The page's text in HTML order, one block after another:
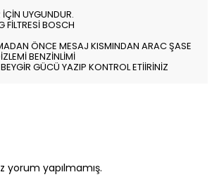
UYGUNDUR.
FİLTRESİ BOSCH
ÖNCE MESAJ KISMINDAN ARAC ŞASE
BENZİNLİMİ
GÜCÜ YAZIP KONTROL ETİİRİNİZ
yorum yapılmamış.